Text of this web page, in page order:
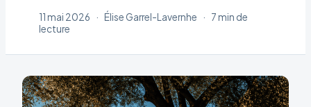
11 mai 2026 · Élise Garrel-Lavernhe · 7 min de
lecture